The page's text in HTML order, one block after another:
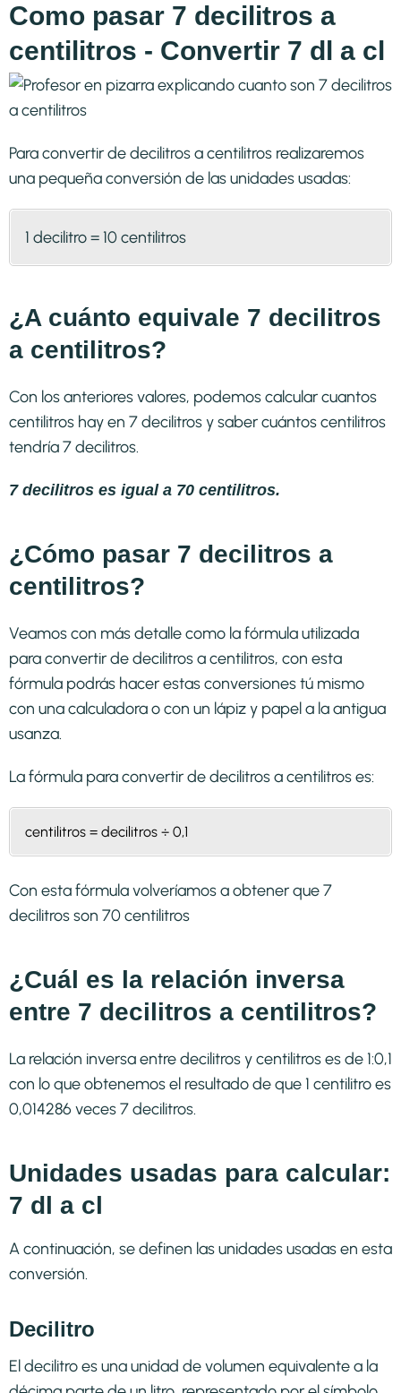
Como pasar 7 decilitros a
centilitros - Convertir 7 dl a cl
Para convertir de decilitros a centilitros realizaremos
una pequeña conversión de las unidades usadas:
1 decilitro = 10 centilitros
¿A cuánto equivale 7 decilitros
a centilitros?
Con los anteriores valores, podemos calcular cuantos
centilitros hay en 7 decilitros y saber cuántos centilitros
tendría 7 decilitros.
7 decilitros es igual a 70 centilitros.
¿Cómo pasar 7 decilitros a
centilitros?
Veamos con más detalle como la fórmula utilizada
para convertir de decilitros a centilitros, con esta
fórmula podrás hacer estas conversiones tú mismo
con una calculadora o con un lápiz y papel a la antigua
usanza.
La fórmula para convertir dedecilitros a centilitroses:
centilitros = decilitros ÷ 0,1
Con esta fórmula volveríamos a obtener que 7
decilitros son 70 centilitros
¿Cuál es la relación inversa
entre 7 decilitros a centilitros?
La relación inversa entre decilitros y centilitros es de 1:0,1
con lo que obtenemos el resultado de que 1 centilitro es
0,014286 veces 7 decilitros.
Unidades usadas para calcular:
7 dl a cl
A continuación, se definen las unidades usadas en esta
conversión.
Decilitro
El decilitro es una unidad de volumen equivalente a la